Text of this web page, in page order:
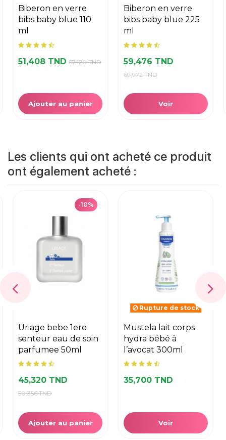
biberon en verre
bibs baby blue 110
ml
51,408 TND 57,120 TND
Ajouter au panier
biberon en verre
bibs baby blue 225
ml
59,476 TND
69,972 TND
Voir
Les clients qui ont acheté ce produit
ont également acheté :
-10%
uriage bebe 1ere
senteur eau de soin
parfumee 50ml
45,320 TND
50,356 TND
Ajouter au panier
Rupture de stock
mustela lait corps
hydra bébé à
l’avocat 300ml
35,700 TND
Voir